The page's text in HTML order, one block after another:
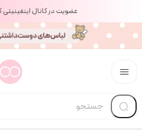
عضویت در کانال اینفینیتی